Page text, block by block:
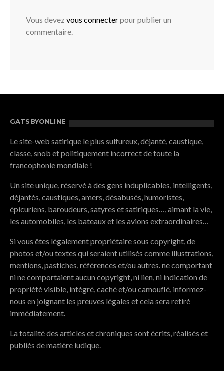
Vous devez vous connecterpour publier un
commentaire.
GATSBYONLINE
Le site-web satirique le plus sulfureux, déjanté, caustique,
classe, snob et politiquement incorrect de toute la
francophonie mondiale !
Un site unique, réservé à des gens induplicables, intelligents,
déjantés, caustiques, amers, désabusés, humoristes,
épicuriens, baroudeurs, satyres et satiriques…, aimant la vie,
les automobiles, les bateaux et les avions extraordinaires…
Si vous êtes légalement propriétaire sous copyright, de
photos et/ou textes qui seraient utilisés comme illustrations,
mentions, pastiches, références et/ou autres. ne comportant
ni ne comportaient aucun copyright, ni lien, ni indication de
propriété visible, intégré, caché et/ou camouflé, informez-
nous en joignant les preuves légales et cela sera retiré
immédiatement.
La totalité des articles et chroniques sont écrits, réalisés et
publiés de matière ludique.